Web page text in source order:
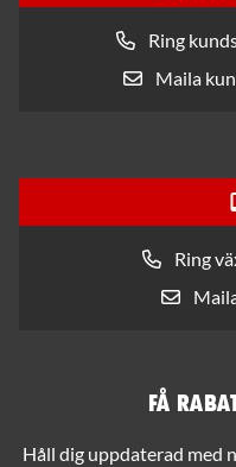
Ring
Maila
Ring
Få
Håll dig uppdaterad med